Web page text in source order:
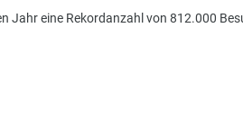
Jahr eine Rekordanzahl von 812.000